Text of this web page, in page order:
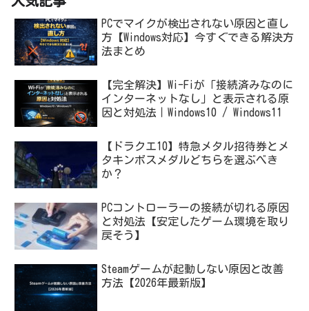
PCでマイクが検出されない原因と直し
方【Windows対応】今すぐできる解決方
法まとめ
【完全解決】Wi-Fiが「接続済みなのに
インターネットなし」と表示される原
因と対処法｜Windows10 / Windows11
【ドラクエ10】特急メタル招待券とメ
タキンボスメダルどちらを選ぶべき
か？
PCコントローラーの接続が切れる原因
と対処法【安定したゲーム環境を取り
戻そう】
Steamゲームが起動しない原因と改善
方法【2026年最新版】